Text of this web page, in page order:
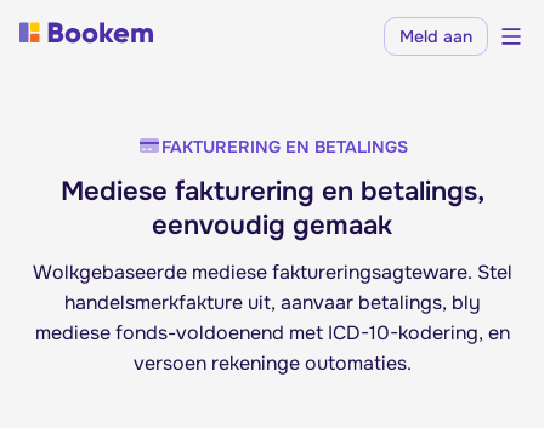
Meld aan
FAKTURERING EN BETALINGS
Mediese fakturering en betalings,
eenvoudig gemaak
Wolkgebaseerde mediese faktureringsagteware. Stel
handelsmerkfakture uit, aanvaar betalings, bly
mediese fonds-voldoenend met ICD-10-kodering, en
versoen rekeninge outomaties.